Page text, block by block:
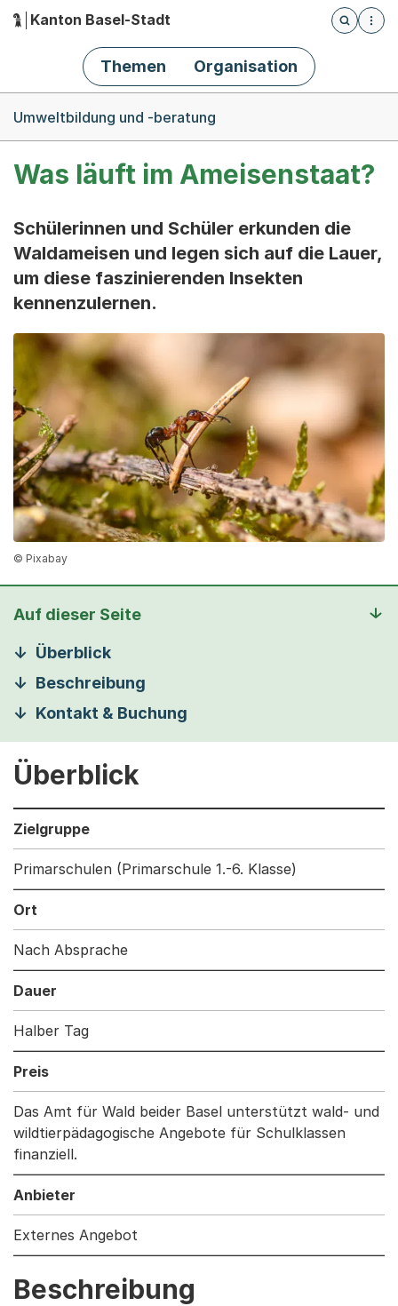
Hauptnavigation
Kanton Basel-Stadt
Öffnet
Themen Organisation
Umweltbildung und -beratung
Was läuft im Ameisenstaat?
Schülerinnen und Schüler erkunden die
Waldameisen und legen sich auf die Lauer,
um diese faszinierenden Insekten
kennenzulernen.
© Pixabay
Auf dieser Seite
Überblick
Beschreibung
Kontakt & Buchung
Überblick
Zielgruppe
Primarschulen (Primarschule 1.-6. Klasse)
Ort
Nach Absprache
Dauer
Halber Tag
Preis
Das Amt für Wald beider Basel unterstützt wald- und
wildtierpädagogische Angebote für Schulklassen
finanziell.
Anbieter
Externes Angebot
Beschreibung